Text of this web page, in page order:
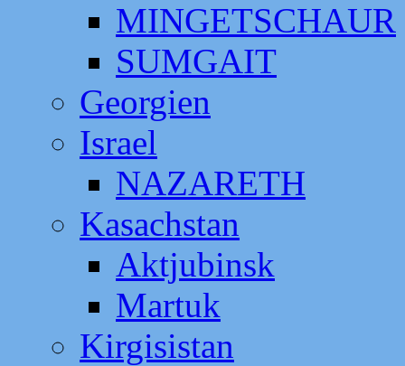
MINGETSCHAUR
SUMGAIT
Georgien
Israel
NAZARETH
Kasachstan
Aktjubinsk
Martuk
Kirgisistan